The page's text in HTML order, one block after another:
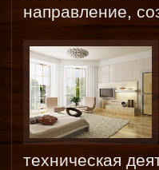
направление,
техническая